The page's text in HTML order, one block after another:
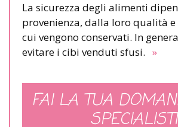
La sicurezza degli alimenti
provenienza, dalla loro qualità
cui vengono conservati. In
evitare i cibi venduti sfusi. »
FAI LA TUA
SPECIALISTI